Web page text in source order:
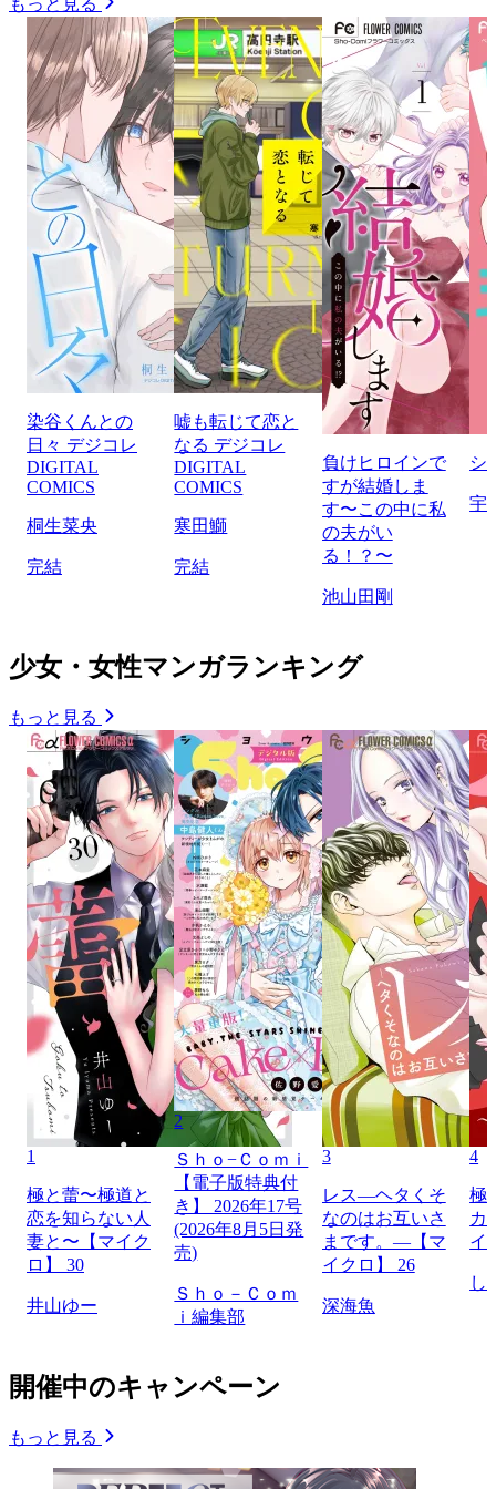
もっと見る
染谷くんとの
日々 デジコレ
DIGITAL
COMICS
桐生菜央
完結
嘘も転じて恋と
なる デジコレ
DIGITAL
COMICS
寒田鰤
完結
負けヒロインで
すが結婚しま
す〜この中に私
の夫がい
る！？〜
池山田剛
シ
宇
少女・女性マンガランキング
もっと見る
1
極と蕾〜極道と
恋を知らない人
妻と〜【マイク
ロ】 30
井山ゆー
2
Ｓｈｏ−Ｃｏｍｉ
【電子版特典付
き】 2026年17号
(2026年8月5日発
売)
Ｓｈｏ－Ｃｏｍ
ｉ編集部
3
レス―ヘタくそ
なのはお互いさ
まです。―【マ
イクロ】 26
深海魚
4
極
カ
イ
し
開催中のキャンペーン
もっと見る